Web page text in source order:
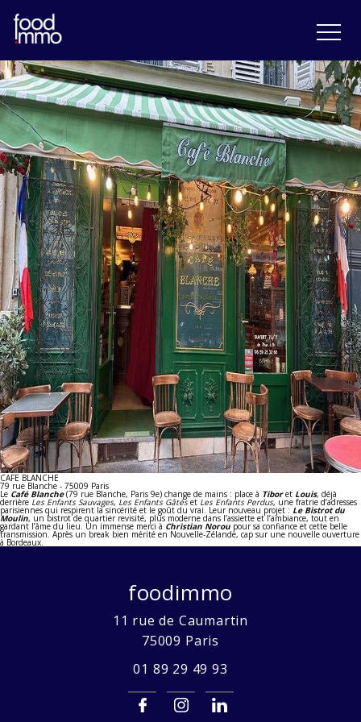
CAFE BLANCHE
79 rue Blanche - 75009 Paris
Le Café Blanche(79 rue Blanche, Paris 9e) change de mains : place à Tiboret Louis, déjà
derrière Les Enfants Sauvages, Les Enfants Gâtéset Les Enfants Perdus, une fratrie d’adresses
parisiennes qui respirent la sincérité et le goût du vrai. Leur nouveau projet : Le Bistrot du
Moulin, un bistrot de quartier revisité, plus moderne dans l’assiette et l’ambiance, tout en
gardant l’âme du lieu. Un immense merci à Christian Norou pour sa confiance et cette belle
transmission. Après un break bien mérité en Nouvelle-Zélande, cap sur une nouvelle ouverture
à Bordeaux.
foodimmo
11 rue de Caumartin
75009 Paris
01 89 29 49 93